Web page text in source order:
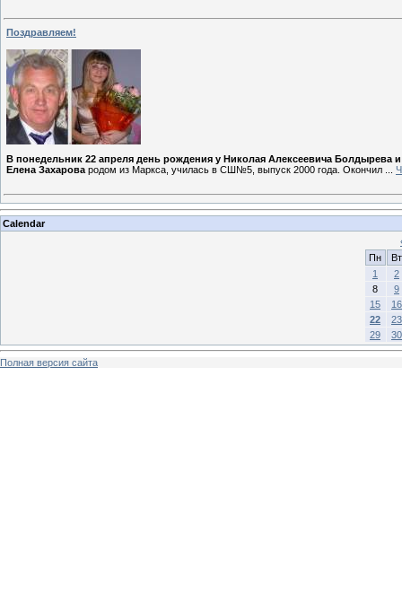
Поздравляем!
В понедельник 22 апреля день рождения у Николая Алексеевича
Елена Захарова родом из Маркса, училась в СШ№5, выпуск 2000 года. Окончил
Calendar
Пн
Вт
1
2
8
9
15
16
22
23
29
30
Полная версия сайта